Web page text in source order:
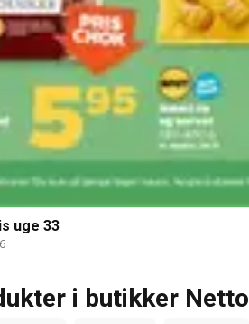
uge 33
i butikker Netto